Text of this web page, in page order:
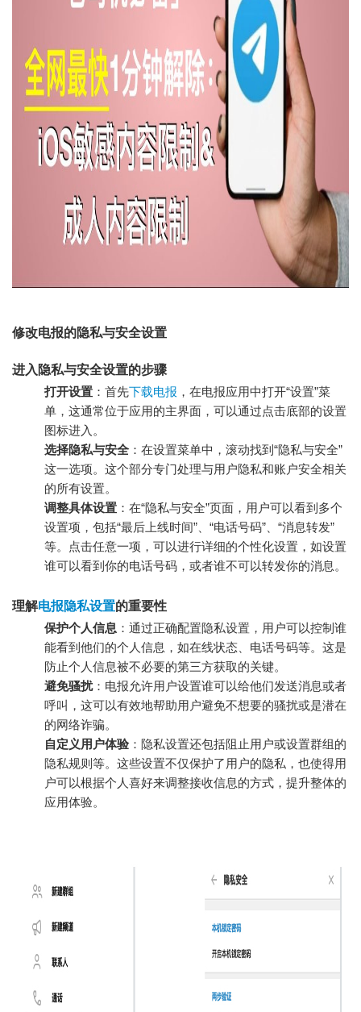
修改电报的隐私与安全设置
进入隐私与安全设置的步骤
打开设置 ：首先下载电报 ，在电报应用中打开“设置”菜
单，这通常位于应用的主界面，可以通过点击底部的设置
图标进入。
选择隐私与安全：在设置菜单中，滚动找到“隐私与安全”
这一选项。这个部分专门处理与用户隐私和账户安全相关
的所有设置。
调整具体设置 ：在“隐私与安全”页面，用户可以看到多个
设置项，包括“最后上线时间”、“电话号码”、“消息转发”
等。点击任意一项，可以进行详细的个性化设置，如设置
谁可以看到你的电话号码，或者谁不可以转发你的消息。
理解电报隐私设置的重要性
保护个人信息 ：通过正确配置隐私设置，用户可以控制谁
能看到他们的个人信息，如在线状态、电话号码等。这是
防止个人信息被不必要的第三方获取的关键。
避免骚扰：电报允许用户设置谁可以给他们发送消息或者
呼叫，这可以有效地帮助用户避免不想要的骚扰或是潜在
的网络诈骗。
自定义用户体验：隐私设置还包括阻止用户或设置群组的
隐私规则等。这些设置不仅保护了用户的隐私，也使得用
户可以根据个人喜好来调整接收信息的方式，提升整体的
应用体验。